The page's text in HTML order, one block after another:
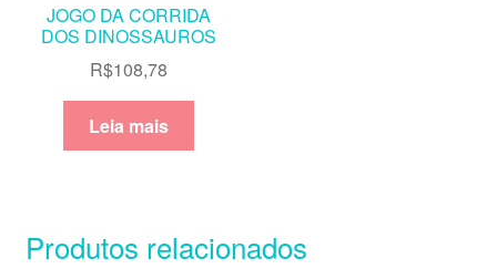
JOGO DA CORRIDA
DOS DINOSSAUROS
R$108,78
Leia mais
Produtos relacionados